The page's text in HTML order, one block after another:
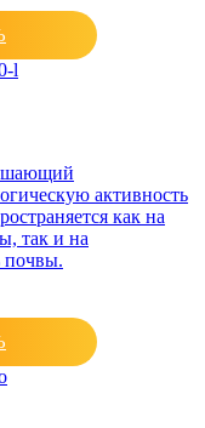
активность
как на
так и на
почвы.